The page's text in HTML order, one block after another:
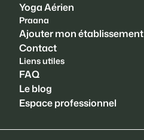
Yoga Aérien
Praana
Ajouter mon établissement
Contact
Liens utiles
FAQ
Le blog
Espace professionnel